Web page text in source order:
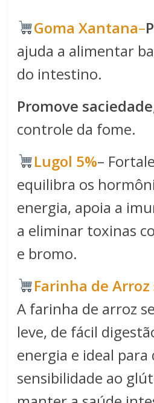
​​Goma Xantana​–
ajuda a alimentar
do intestino.
Promove saciedade
controle da fome.
Lugol 5%–
equilibra os
energia, apoia a
a eliminar toxinas
e bromo.
Farinha de
A farinha de arroz
leve, de fácil
energia e ideal
sensibilidade ao